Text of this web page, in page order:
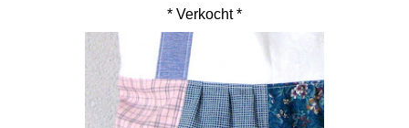
* Verkocht *